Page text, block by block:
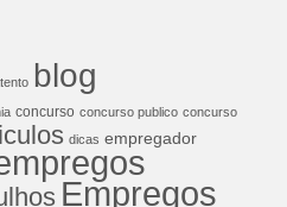
blog
concurso concurso publico concurso
dicas empregador
Empregos